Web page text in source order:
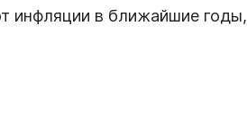
инфляции в ближайшие годы,